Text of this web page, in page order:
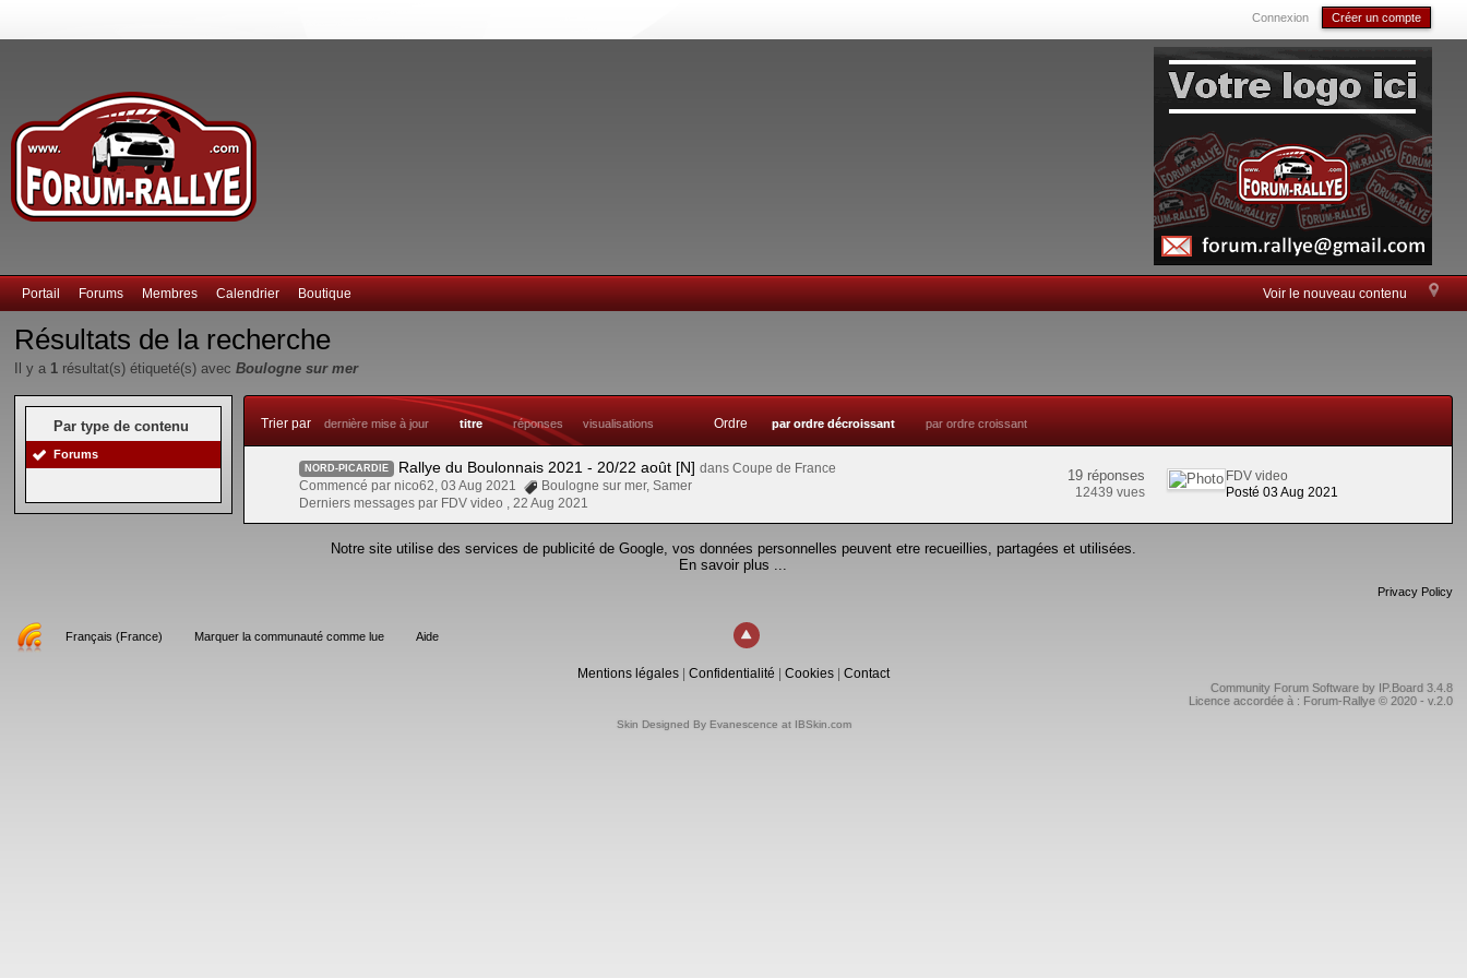
Connexion Créer un compte
Voir le nouveau contenu
Portail Forums Membres Calendrier Boutique
Résultats de la recherche
Il y a 1 résultat(s) étiqueté(s) avecBoulogne sur mer
Par type de contenu
Forums
Trier par dernière mise à jour titre réponses visualisations Ordre par ordre décroissant par ordre croissant
NORD-PICARDIE Rallye du Boulonnais 2021 - 20/22 août [N] dans Coupe de France
Commencé par nico62, 03 Aug 2021
Boulogne sur mer,Samer
Derniers messages par FDV video ,22 Aug 2021
19 réponses
12439 vues
FDV video
Posté 03 Aug 2021
Notre site utilise des services de publicité de Google, vos données personnelles peuvent etre recueillies, partagées et utilisées.
En savoir plus ...
Privacy Policy
Français (France) Marquer la communauté comme lue Aide
Mentions légales| Confidentialité Cookies| Contact
Community Forum Software by IP.Board 3.4.8
Licence accordée à : Forum-Rallye © 2020 - v.2.0
Skin Designed By Evanescence at IBSkin.com